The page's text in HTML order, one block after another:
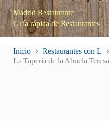
S
a
l
t
Madrid Restaurante
Guía rápida de Restaurantes
Inicio
Restaurantes con L
La Tapería de la Abuela Teresa